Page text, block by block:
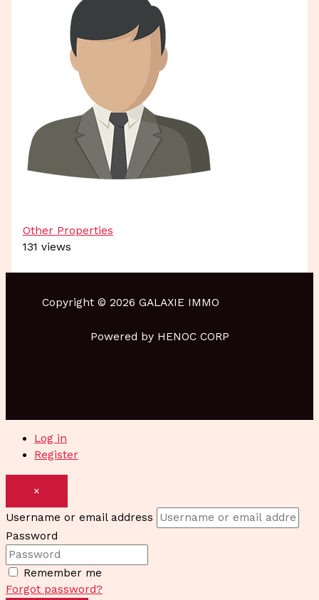
Other Properties
131 views
Copyright © 2026 GALAXIE IMMO
Powered by HENOC CORP
Log in
Register
×
Username or email address
Password
Remember me
Forgot password?